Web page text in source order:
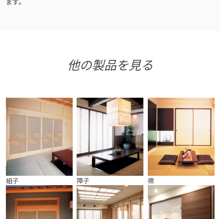
他の製品を見る
組子 障子 襖